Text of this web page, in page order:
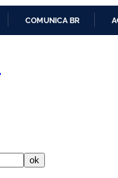
COMUNICA BR